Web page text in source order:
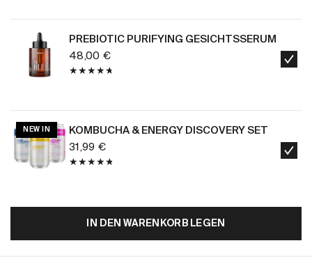
PREBIOTIC PURIFYING GESICHTSSERUM
48,00 €
NEW IN
KOMBUCHA & ENERGY DISCOVERY SET
31,99 €
IN DEN WARENKORB LEGEN